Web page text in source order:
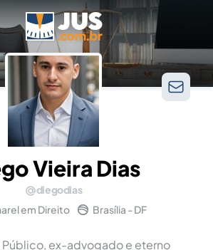
Vieira Dias
diegodias
em Direito
Brasília - DF
Público, ex-advogado e eterno